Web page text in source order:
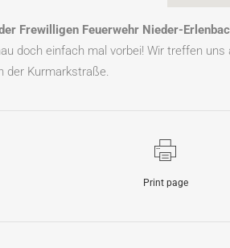
Frewilligen Feuerwehr Nieder-
doch einfach mal vorbei! Wir treffen
der Kurmarkstraße.
Print page